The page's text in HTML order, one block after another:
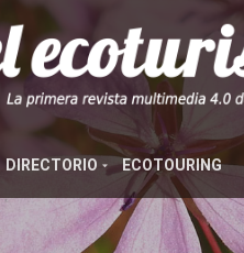
DIRECTORIO ECOTOURING